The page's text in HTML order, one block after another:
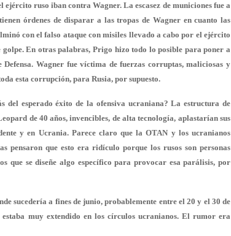
ruso iban contra Wagner. La escasez de municiones fue a
órdenes de disparar a las tropas de Wagner en cuanto las
con el falso ataque con misiles llevado a cabo por el ejército
En otras palabras, Prigo hizo todo lo posible para poner a
Wagner fue víctima de fuerzas corruptas, maliciosas y
esta corrupción, para Rusia, por supuesto.
del esperado éxito de la ofensiva ucraniana? La estructura de
de 40 años, invencibles, de alta tecnología, aplastarían sus
y en Ucrania. Parece claro que la OTAN y los ucranianos
pensaron que esto era ridículo porque los rusos son personas
que se diseñe algo específico para provocar esa parálisis, por
sucedería a fines de junio, probablemente entre el 20 y el 30 de
muy extendido en los círculos ucranianos. El rumor era